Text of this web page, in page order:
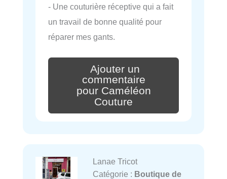
- Une couturière réceptive qui a fait
un travail de bonne qualité pour
réparer mes gants.
Ajouter un
commentaire
pour Caméléon
Couture
Lanae Tricot
Catégorie : Boutique de